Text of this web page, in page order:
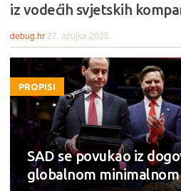
iz vodećih svjetskih
debug.hr 27. ožujka 2025.
PROPISI
SAD se povukao iz
globalnom